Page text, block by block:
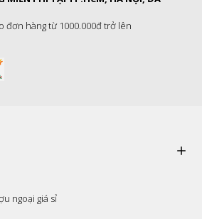
đơn hàng từ 1000.000đ trở lên
ngoại giá sỉ